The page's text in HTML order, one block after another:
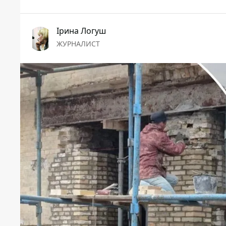
Ірина Логуш
ЖУРНАЛИСТ